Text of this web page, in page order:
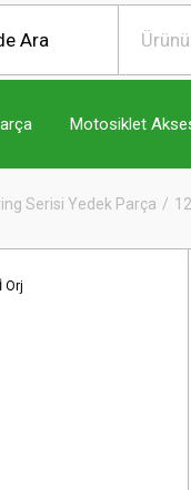
Motosiklet
Serisi Yedek Parça